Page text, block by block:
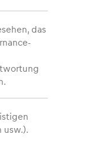
das
usw.).